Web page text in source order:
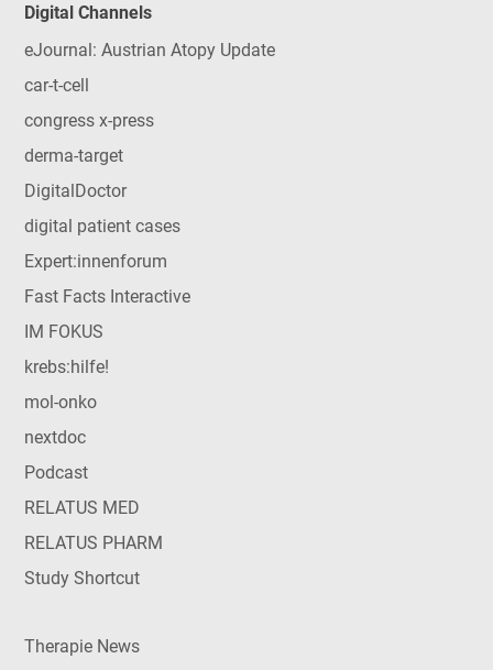
Digital Channels
eJournal: Austrian Atopy Update
car-t-cell
congress x-press
derma-target
DigitalDoctor
digital patient cases
Expert:innenforum
Fast Facts Interactive
IM FOKUS
krebs:hilfe!
mol-onko
nextdoc
Podcast
RELATUS MED
RELATUS PHARM
Study Shortcut
Therapie News